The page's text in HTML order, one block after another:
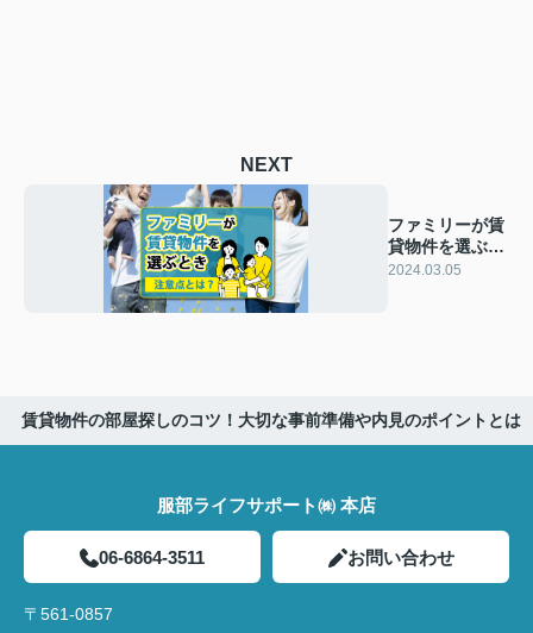
NEXT
ファミリーが賃
貸物件を選ぶと
きの注意点と
2024.03.05
賃貸物件の部屋探しのコツ！大切な事前準備や内見のポイントとは
服部ライフサポート㈱ 本店
06-6864-3511 お問い合わせ
〒561-0857